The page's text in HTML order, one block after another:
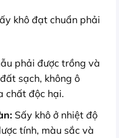
khô đạt chuẩn phải
phải được trồng và
sạch, không ô
chất độc hại.
Sấy khô ở nhiệt độ
tính, màu sắc và